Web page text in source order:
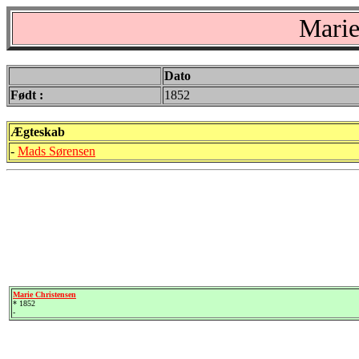
Dato
Født :
1852
Ægteskab
- Mads Sørensen
Marie Christensen
* 1852
-